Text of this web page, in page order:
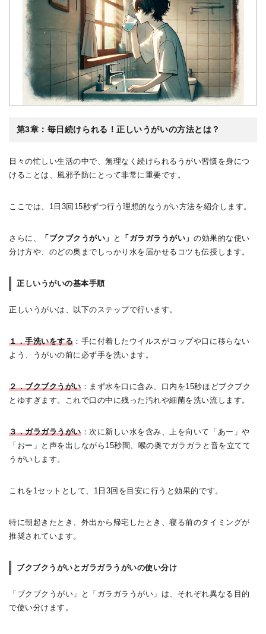
第3章：毎日続けられる！正しいうがいの方法とは？
日々の忙しい生活の中で、無理なく続けられるうがい習慣を身につ
けることは、風邪予防にとって非常に重要です。
ここでは、1日3回15秒ずつ行う理想的なうがい方法を紹介します。
さらに、 「ブクブクうがい」 と 「ガラガラうがい」 の効果的な使い
分け方や、のどの奥までしっかり水を届かせるコツも伝授します。
正しいうがいの基本手順
正しいうがいは、以下のステップで行います。
１．手洗いをする ：手に付着したウイルスがコップや口に移らない
よう、うがいの前に必ず手を洗います。
２．ブクブクうがい：まず水を口に含み、口内を15秒ほどブクブク
とゆすぎます。これで口の中に残った汚れや細菌を洗い流します。
３．ガラガラうがい：次に新しい水を含み、上を向いて「あー」や
「おー」と声を出しながら15秒間、喉の奥でガラガラと音を立てて
うがいします。
これを1セットとして、1日3回を目安に行うと効果的です。
特に朝起きたとき、外出から帰宅したとき、寝る前のタイミングが
推奨されています。
ブクブクうがいとガラガラうがいの使い分け
「ブクブクうがい」と「ガラガラうがい」は、それぞれ異なる目的
で使い分けます。